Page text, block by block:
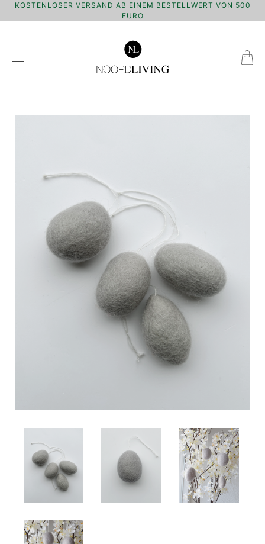
KOSTENLOSER VERSAND AB EINEM BESTELLWERT VON 500
EURO